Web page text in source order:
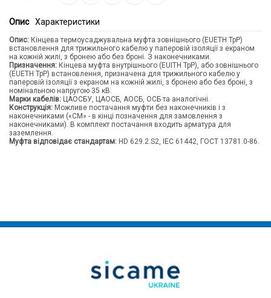
Опис Характеристики
Опис: Кінцева термоусаджувальна муфта зовнішнього (EUETH TpP)
встановлення для трижильного кабелю у паперовій ізоляції з екраном
на кожній жилі, з бронею або без броні. З наконечниками.
Призначення: Кінцева муфта внутрішнього (EUITH TpP), або зовнішнього
(EUETH TpP) встановлення, призначена для трижильного кабелю у
паперовій ізоляції з екраном на кожній жилі, з бронею або без броні, з
номінальною напругою 35 кВ.
Марки кабелів: ЦАОСБУ, ЦАОСБ, АОСБ, ОСБ та аналогічні.
Конструкція: Можливе постачання муфти без наконечників і з
наконечниками («CM» - в кінці позначення для замовлення з
наконечниками). В комплект постачання входить арматура для
заземлення.
Муфта відповідає стандартам: HD 629.2.S2, IEC 61442, ГОСТ 13781.0-86.